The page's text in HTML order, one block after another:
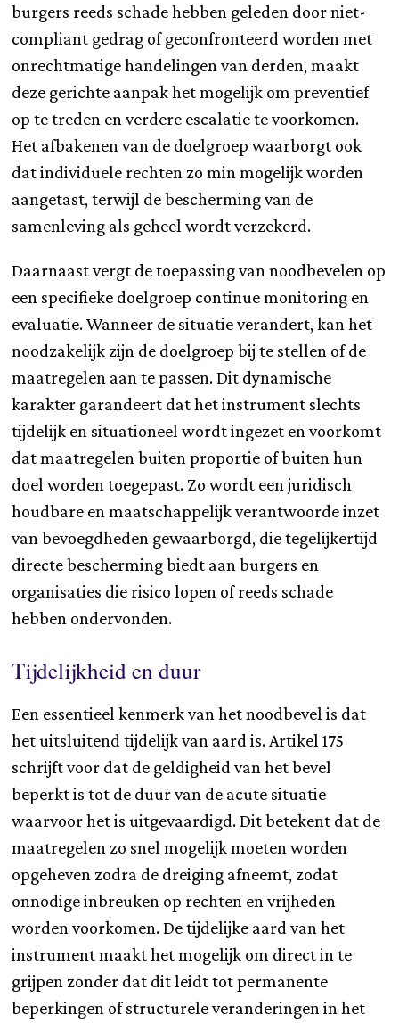
burgers reeds schade hebben geleden door niet-
compliant gedrag of geconfronteerd worden met
onrechtmatige handelingen van derden, maakt
deze gerichte aanpak het mogelijk om preventief
op te treden en verdere escalatie te voorkomen.
Het afbakenen van de doelgroep waarborgt ook
dat individuele rechten zo min mogelijk worden
aangetast, terwijl de bescherming van de
samenleving als geheel wordt verzekerd.
Daarnaast vergt de toepassing van noodbevelen op
een specifieke doelgroep continue monitoring en
evaluatie. Wanneer de situatie verandert, kan het
noodzakelijk zijn de doelgroep bij te stellen of de
maatregelen aan te passen. Dit dynamische
karakter garandeert dat het instrument slechts
tijdelijk en situationeel wordt ingezet en voorkomt
dat maatregelen buiten proportie of buiten hun
doel worden toegepast. Zo wordt een juridisch
houdbare en maatschappelijk verantwoorde inzet
van bevoegdheden gewaarborgd, die tegelijkertijd
directe bescherming biedt aan burgers en
organisaties die risico lopen of reeds schade
hebben ondervonden.
Tijdelijkheid en duur
Een essentieel kenmerk van het noodbevel is dat
het uitsluitend tijdelijk van aard is. Artikel 175
schrijft voor dat de geldigheid van het bevel
beperkt is tot de duur van de acute situatie
waarvoor het is uitgevaardigd. Dit betekent dat de
maatregelen zo snel mogelijk moeten worden
opgeheven zodra de dreiging afneemt, zodat
onnodige inbreuken op rechten en vrijheden
worden voorkomen. De tijdelijke aard van het
instrument maakt het mogelijk om direct in te
grijpen zonder dat dit leidt tot permanente
beperkingen of structurele veranderingen in het